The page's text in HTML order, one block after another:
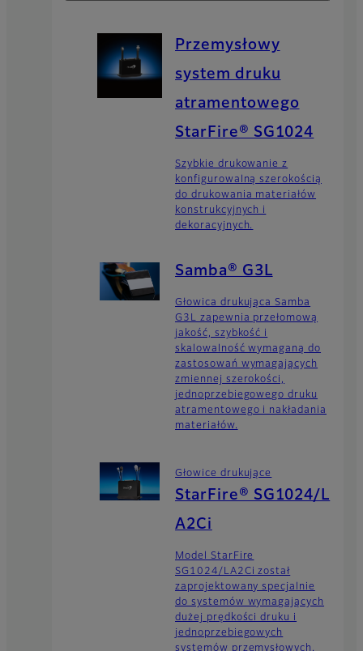
Przemysłowy
system druku
atramentowego
StarFire® SG1024
Szybkie drukowanie z
konfigurowalną szerokością
do drukowania materiałów
konstrukcyjnych i
dekoracyjnych.
Samba® G3L
Głowica drukująca Samba
G3L zapewnia przełomową
jakość, szybkość i
skalowalność wymaganą do
zastosowań wymagających
zmiennej szerokości,
jednoprzebiegowego druku
atramentowego i nakładania
materiałów.
Głowice drukujące
StarFire® SG1024/L
A2Ci
Model StarFire
SG1024/LA2Ci został
zaprojektowany specjalnie
do systemów wymagających
dużej prędkości druku i
jednoprzebiegowych
systemów przemysłowych.